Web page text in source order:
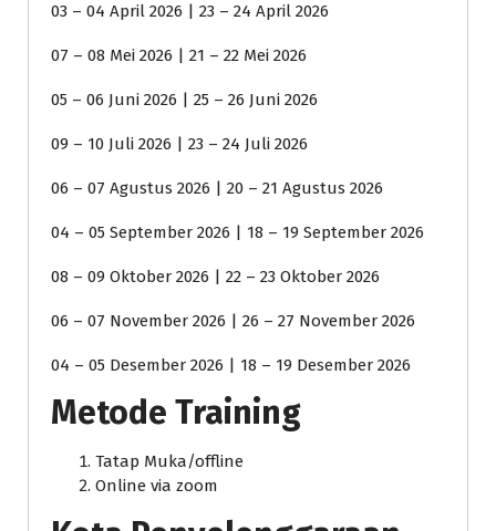
03 – 04 April 2026 | 23 – 24 April 2026
07 – 08 Mei 2026 | 21 – 22 Mei 2026
05 – 06 Juni 2026 | 25 – 26 Juni 2026
09 – 10 Juli 2026 | 23 – 24 Juli 2026
06 – 07 Agustus 2026 | 20 – 21 Agustus 2026
04 – 05 September 2026 | 18 – 19 September 2026
08 – 09 Oktober 2026 | 22 – 23 Oktober 2026
06 – 07 November 2026 | 26 – 27 November 2026
04 – 05 Desember 2026 | 18 – 19 Desember 2026
Metode Training
Tatap Muka/offline
Online via zoom